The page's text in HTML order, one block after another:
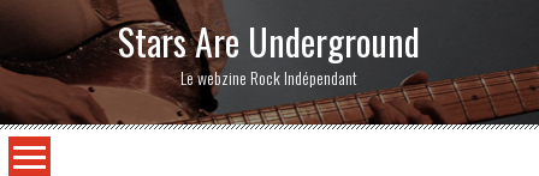
Stars Are Underground
Le webzine Rock Indépendant